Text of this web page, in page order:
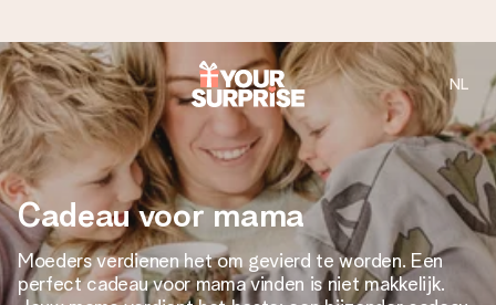
Voor 16:00 besteld, vandaag verzonden
We maken jouw cadeau met zorg en zorgen dat het
razendsnel onderweg is - zodat jij kunt geven op precies
het juiste moment, wanneer het het meeste betekent.
4,8 (gebaseerd op +8.000 reviews)
NL
Cadeau voor mama
Moeders verdienen het om gevierd te worden. Een
perfect cadeau voor mama vinden is niet makkelijk.